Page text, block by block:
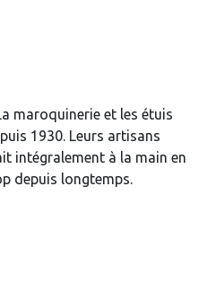
maroquinerie et les étuis
1930. Leurs artisans
intégralement à la main en
depuis longtemps.